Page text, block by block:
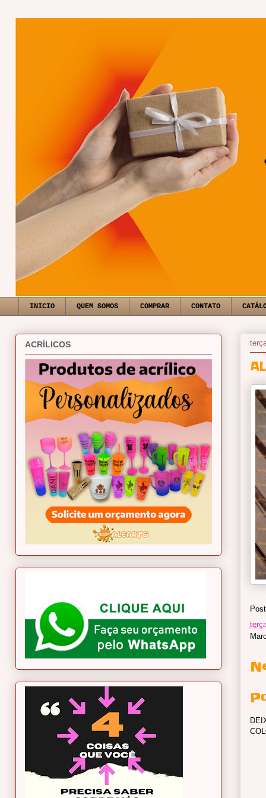
INICIO QUEM SOMOS COMPRAR CONTATO
ACRÍLICOS